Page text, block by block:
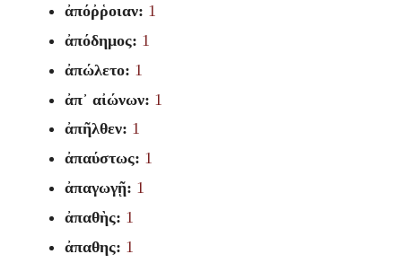
ἀπόῤῥοιαν: 1
ἀπόδημος: 1
ἀπώλετο: 1
ἀπ᾽ αἰώνων: 1
ἀπῆλθεν: 1
ἀπαύστως: 1
ἀπαγωγῇ: 1
ἀπαθὴς: 1
ἀπαθης: 1